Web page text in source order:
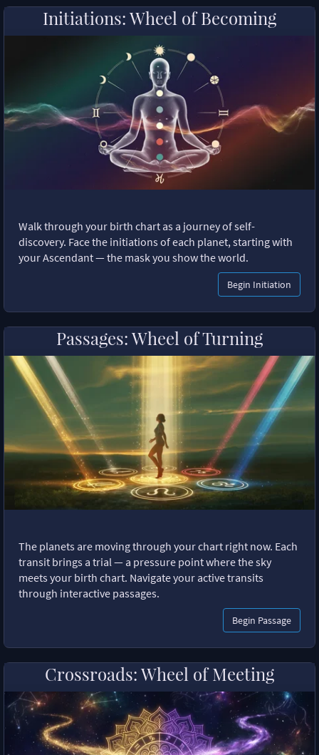
Initiations: Wheel of Becoming
Walk through your birth chart as a journey of self-
discovery. Face the initiations of each planet, starting with
your Ascendant — the mask you show the world.
Begin Initiation
Passages: Wheel of Turning
The planets are moving through your chart right now. Each
transit brings a trial — a pressure point where the sky
meets your birth chart. Navigate your active transits
through interactive passages.
Begin Passage
Crossroads: Wheel of Meeting